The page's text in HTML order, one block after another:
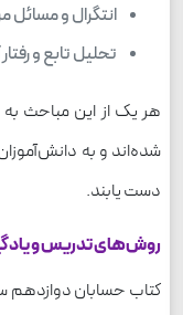
انتگرال و مسائل
تحلیل تابع و
هر یک از این مباحث
شده‌اند و به
دست یابند.
روش‌های تدریس و
کتاب حسابان